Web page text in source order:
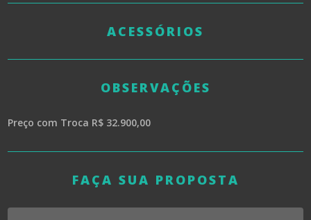
ACESSÓRIOS
OBSERVAÇÕES
Preço com Troca R$ 32.900,00
FAÇA SUA PROPOSTA
Nome